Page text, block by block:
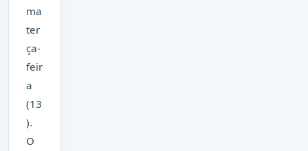
ma
ter
ça-
feir
a
(13
).
O